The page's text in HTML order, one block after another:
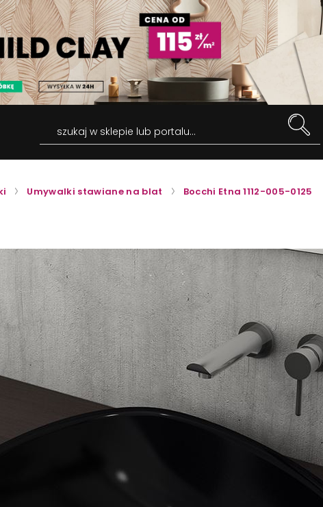
szukaj w sklepie lub portalu...
Umywalki stawiane na blat Bocchi Etna 1112-005-0125